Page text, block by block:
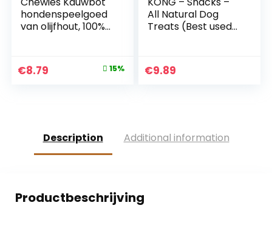
hondenspeelgoed
van olijfhout, 100%
kauwspeelgoed
hond tot 20 kg
Original
€8.79 15%
All Natural Dog
Treats (Best used
Biscuits – For Large
Dogs
€9.89
Description Additional information
Productbeschrijving